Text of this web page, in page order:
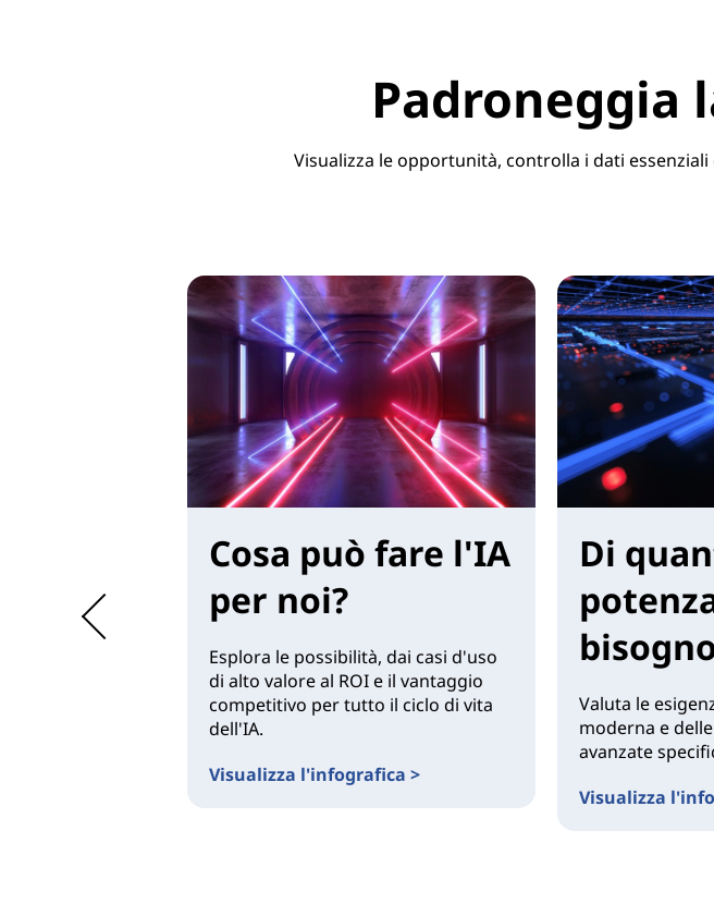
Padroneggia
Visualizza le opportunità, controlla i dati
Cosa può fare l'IA
per noi?
Esplora le possibilità, dai casi d'uso
di alto valore al ROI e il vantaggio
competitivo per tutto il ciclo di vita
dell'IA.
Visualizza l'infografica >
Di
Valuta le
moderna e delle
avanzate
Visualizza